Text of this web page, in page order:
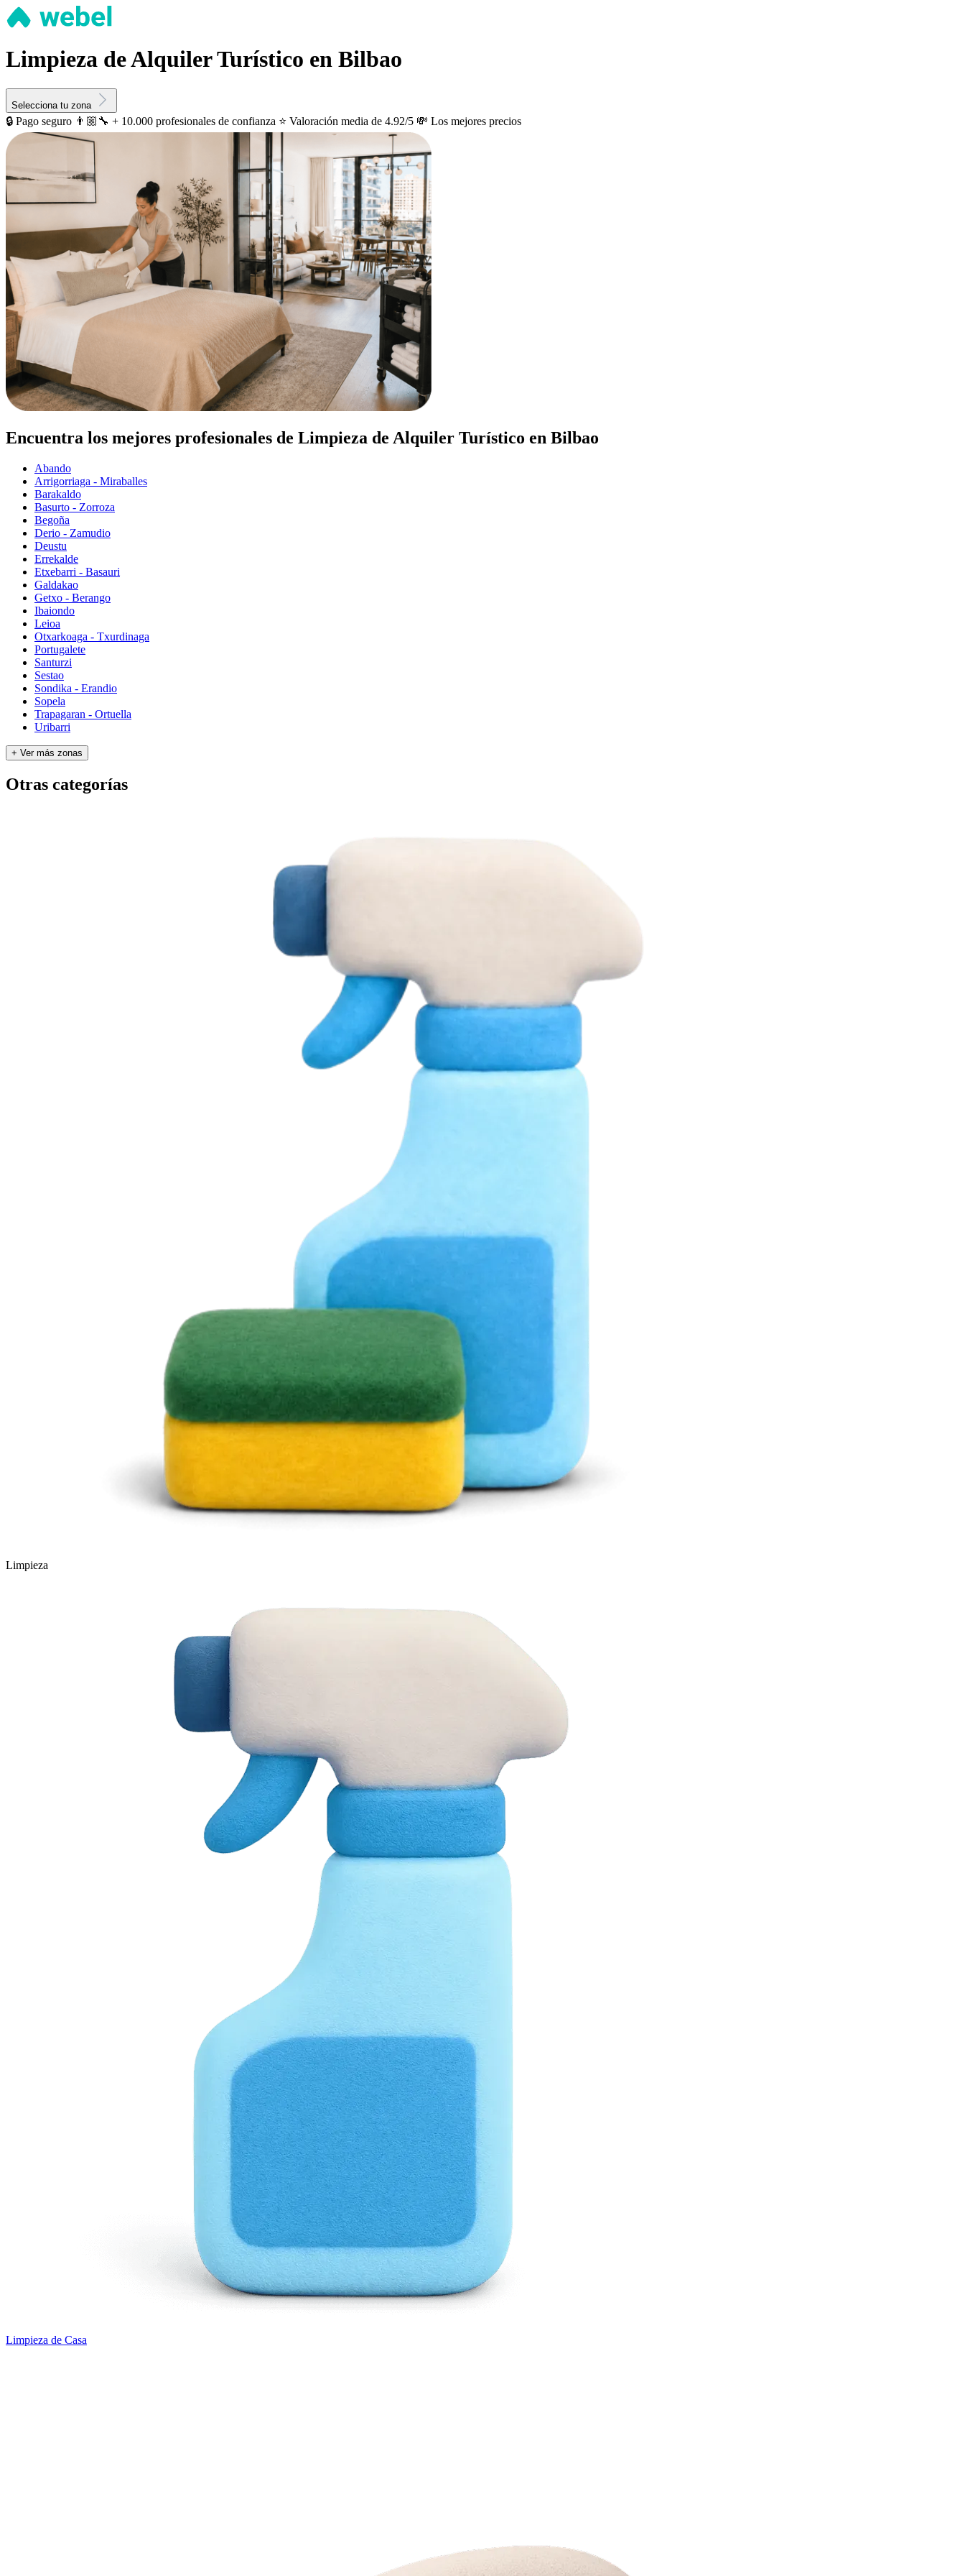
Limpieza de Alquiler Turístico en Bilbao
Selecciona tu zona
🔒 Pago seguro 👨🏼‍🔧 + 10.000 profesionales de confianza ⭐️ Valoración media de 4.92/5 💸 Los mejores precios
Encuentra los mejores profesionales de Limpieza de Alquiler Turístico en Bilbao
Abando
Arrigorriaga - Miraballes
Barakaldo
Basurto - Zorroza
Begoña
Derio - Zamudio
Deustu
Errekalde
Etxebarri - Basauri
Galdakao
Getxo - Berango
Ibaiondo
Leioa
Otxarkoaga - Txurdinaga
Portugalete
Santurzi
Sestao
Sondika - Erandio
Sopela
Trapagaran - Ortuella
Uribarri
+ Ver más zonas
Otras categorías
Limpieza
Limpieza de Casa